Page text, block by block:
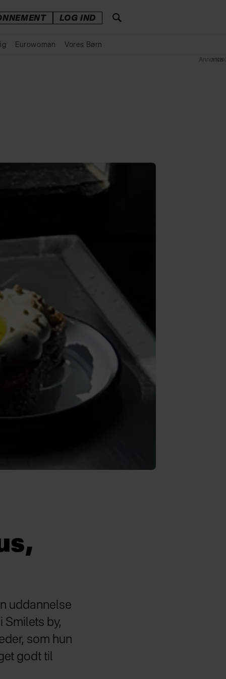
LOG IND
Eurowoman Vores Børn
uddannelse
Smilets by,
som hun
godt til
Annonce